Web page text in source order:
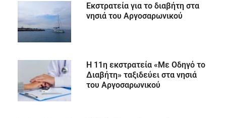
Εκστρατεία για το διαβήτη στα
νησιά του Αργοσαρωνικού
Η 11η εκστρατεία «Με Οδηγό το
Διαβήτη» ταξιδεύει στα νησιά
του Αργοσαρωνικού